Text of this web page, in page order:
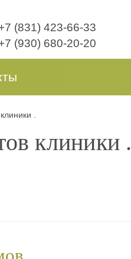
(831) 423-66-33
(930) 680-20-20
.
клиники .